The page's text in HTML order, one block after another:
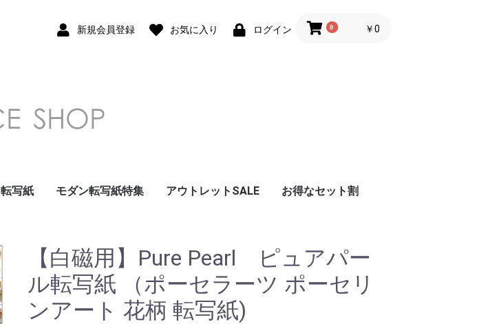
新規会員登録 お気に入り ログイン 0 ￥0
転写紙 モダン転写紙特集 アウトレットSALE お得なセット割
【白磁用】Pure Pearl ピュアパー
ル転写紙 （ポーセラーツ ポーセリ
ンアート 花柄 転写紙)